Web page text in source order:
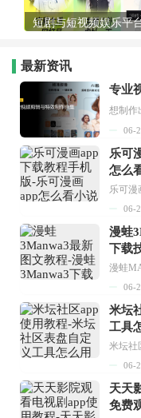
短剧与短视频娱乐平
最新资讯
专业
06-
乐可
怎么
06-
漫蛙
下载
06-
米坛
工具
06-
天天
免费